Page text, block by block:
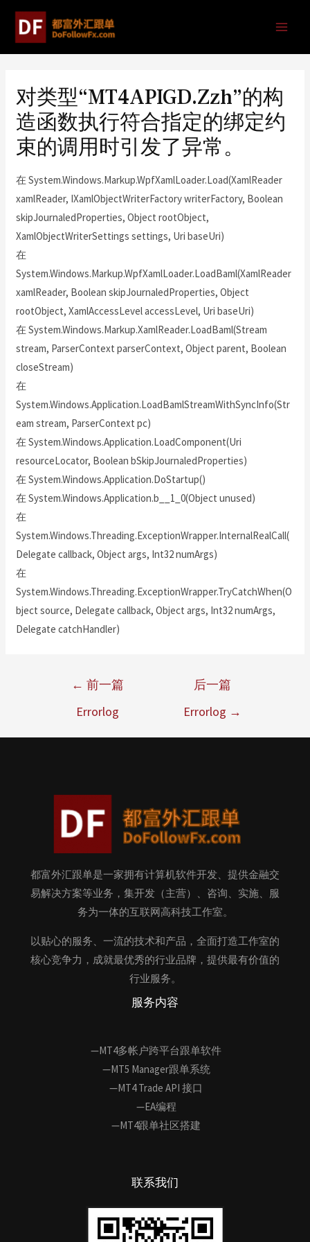
对类型“MT4APIGD.Zzh”的构
造函数执行符合指定的绑定约
束的调用时引发了异常。
在 System.Windows.Markup.WpfXamlLoader.Load(XamlReader
xamlReader, IXamlObjectWriterFactory writerFactory, Boolean
skipJournaledProperties, Object rootObject,
XamlObjectWriterSettings settings, Uri baseUri)
在
System.Windows.Markup.WpfXamlLoader.LoadBaml(XamlReader
xamlReader, Boolean skipJournaledProperties, Object
rootObject, XamlAccessLevel accessLevel, Uri baseUri)
在 System.Windows.Markup.XamlReader.LoadBaml(Stream
stream, ParserContext parserContext, Object parent, Boolean
closeStream)
在
System.Windows.Application.LoadBamlStreamWithSyncInfo(Str
eam stream, ParserContext pc)
在 System.Windows.Application.LoadComponent(Uri
resourceLocator, Boolean bSkipJournaledProperties)
在 System.Windows.Application.DoStartup()
在 System.Windows.Application.b__1_0(Object unused)
在
System.Windows.Threading.ExceptionWrapper.InternalRealCall(
Delegate callback, Object args, Int32 numArgs)
在
System.Windows.Threading.ExceptionWrapper.TryCatchWhen(O
bject source, Delegate callback, Object args, Int32 numArgs,
Delegate catchHandler)
← 前一篇
Errorlog
后一篇
Errorlog →
都富外汇跟单是一家拥有计算机软件开发、提供金融交
易解决方案等业务，集开发（主营）、咨询、实施、服
务为一体的互联网高科技工作室。
以贴心的服务、一流的技术和产品，全面打造工作室的
核心竞争力，成就最优秀的行业品牌，提供最有价值的
行业服务。
服务内容
—MT4多帐户跨平台跟单软件
—MT5 Manager跟单系统
—MT4 Trade API 接口
—EA编程
—MT4跟单社区搭建
联系我们